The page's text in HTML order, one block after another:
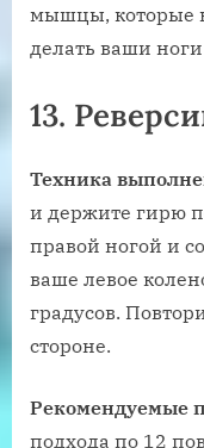
мышцы, которые
делать ваши
13.
Техника
и держите гирю
правой ногой и
ваше левое
градусов.
стороне.
Рекомендуемые
подхода по 12